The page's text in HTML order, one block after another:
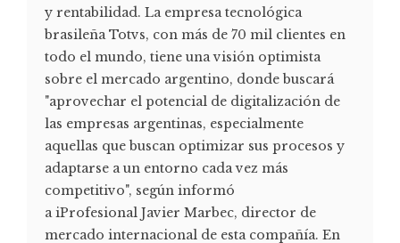
y rentabilidad. La empresa tecnológica
brasileña Totvs, con más de 70 mil clientes en
todo el mundo, tiene una visión optimista
sobre el mercado argentino, donde buscará
"aprovechar el potencial de digitalización de
las empresas argentinas, especialmente
aquellas que buscan optimizar sus procesos y
adaptarse a un entorno cada vez más
competitivo", según informó
a iProfesional Javier Marbec, director de
mercado internacional de esta compañía. En